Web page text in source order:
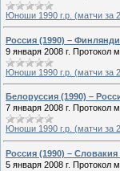
Юноши 1990 г.р. (матчи за
Россия (1990) –
9 января 2008 г. Протокол
Юноши 1990 г.р. (матчи за
Белоруссия (1990) –
7 января 2008 г. Протокол
Юноши 1990 г.р. (матчи за
Россия (1990) – Словакия
5 января 2008 г. Протокол